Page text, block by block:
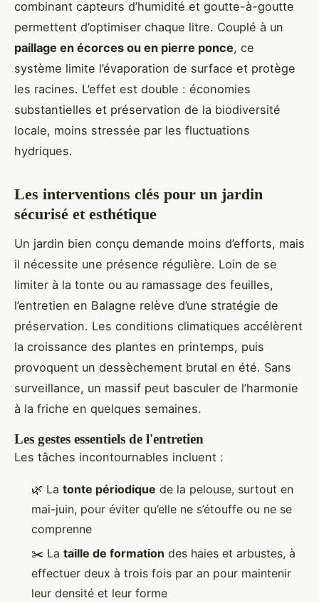
combinant capteurs d’humidité et goutte-à-goutte
permettent d’optimiser chaque litre. Couplé à un
paillage en écorces ou en pierre ponce, ce
système limite l’évaporation de surface et protège
les racines. L’effet est double : économies
substantielles et préservation de la biodiversité
locale, moins stressée par les fluctuations
hydriques.
Les interventions clés pour un jardin
sécurisé et esthétique
Un jardin bien conçu demande moins d’efforts, mais
il nécessite une présence régulière. Loin de se
limiter à la tonte ou au ramassage des feuilles,
l’entretien en Balagne relève d’une stratégie de
préservation. Les conditions climatiques accélèrent
la croissance des plantes en printemps, puis
provoquent un dessèchement brutal en été. Sans
surveillance, un massif peut basculer de l’harmonie
à la friche en quelques semaines.
Les gestes essentiels de l'entretien
Les tâches incontournables incluent :
🌿 La tonte périodique de la pelouse, surtout en
mai-juin, pour éviter qu’elle ne s’étouffe ou ne se
comprenne
✂️ La taille de formation des haies et arbustes, à
effectuer deux à trois fois par an pour maintenir
leur densité et leur forme